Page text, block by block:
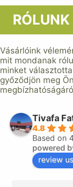
Vásárlóink
mit mondanak
minket
győződjön meg
Tivafa
4.8
Based on
powered
review